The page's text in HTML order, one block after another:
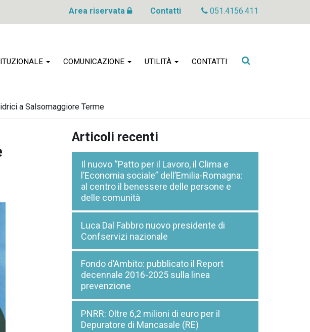
Area riservata Contatti 051.4156.411
COMUNICAZIONE UTILITÀ CONTATTI
Cerca
a Salsomaggiore Terme
Articoli recenti
Il nuovo “Patto per il Lavoro, il Clima e
l’Economia sociale” dell’Emilia-Romagna:
al centro il benessere delle persone e
delle comunità
Luca Dal Fabbro nuovo presidente di
Confservizi nazionale
Fondo d’Ambito: pubblicato il Report
decennale 2016-2025 sulla linea
prevenzione
PNRR: Oltre 6,2 milioni di euro per il
Depuratore di Mancasale (RE)